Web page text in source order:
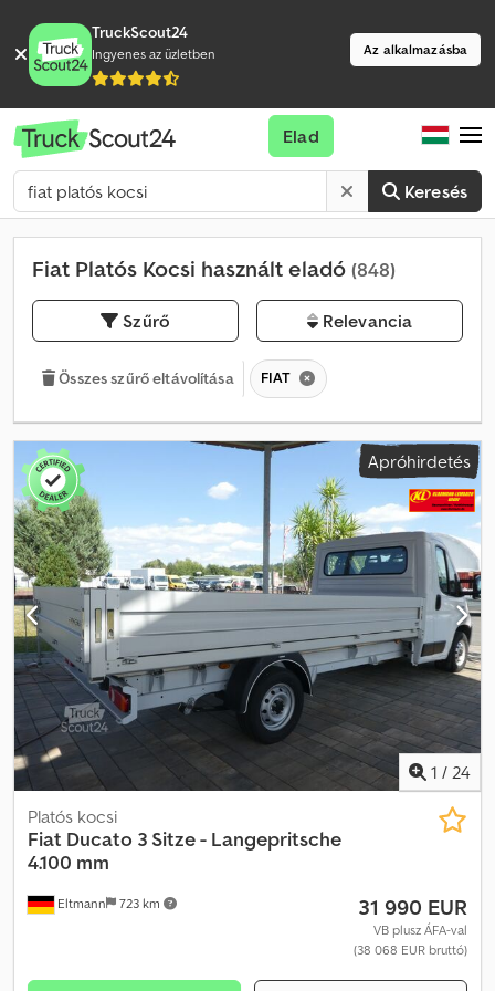
TruckScout24
Ingyenes az üzletben Az alkalmazásba
Keresés
Elad
Fiat Platós Kocsi használt eladó (848)
Szűrő Relevancia
Összes szűrő eltávolítása FIAT
Apróhirdetés
1 / 24
Eltmann 723 km
Platós kocsi
Fiat Ducato 3 Sitze - Langepritsche
4.100 mm
31 990 EUR
VB plusz ÁFA-val
(38 068 EUR bruttó)